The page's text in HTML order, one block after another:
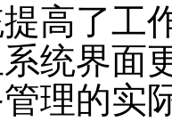
高了工
统界面
理的实